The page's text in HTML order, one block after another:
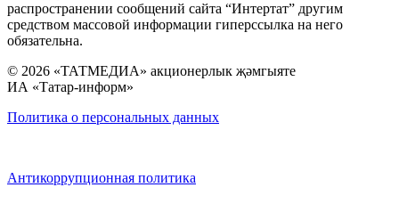
распространении сообщений сайта “Интертат” другим
средством массовой информации гиперссылка на него
обязательна.
© 2026 «ТАТМЕДИА» акционерлык җәмгыяте
ИА «Татар-информ»
Политика о персональных данных
Антикоррупционная политика